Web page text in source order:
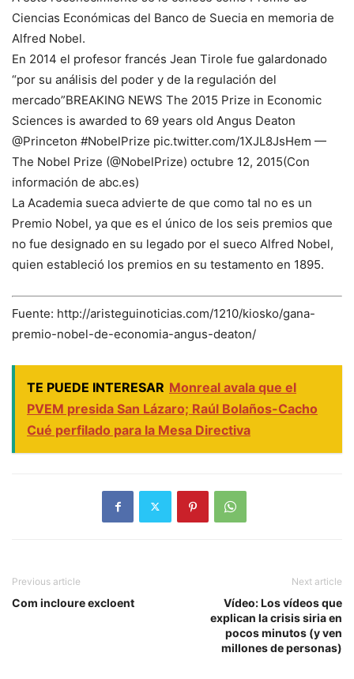
Ciencias Económicas del Banco de Suecia en memoria de
Alfred Nobel.
En 2014 el profesor francés Jean Tirole fue galardonado
“por su análisis del poder y de la regulación del
mercado”BREAKING NEWS The 2015 Prize in Economic
Sciences is awarded to 69 years old Angus Deaton
@Princeton #NobelPrize pic.twitter.com/1XJL8JsHem —
The Nobel Prize (@NobelPrize) octubre 12, 2015(Con
información de abc.es)
La Academia sueca advierte de que como tal no es un
Premio Nobel, ya que es el único de los seis premios que
no fue designado en su legado por el sueco Alfred Nobel,
quien estableció los premios en su testamento en 1895.
Fuente: http://aristeguinoticias.com/1210/kiosko/gana-
premio-nobel-de-economia-angus-deaton/
TE PUEDE INTERESAR Monreal avala que el
PVEM presida San Lázaro; Raúl Bolaños-Cacho
Cué perfilado para la Mesa Directiva
Previous article
Com incloure excloent
Next article
Vídeo: Los vídeos que
explican la crisis siria en
pocos minutos (y ven
millones de personas)